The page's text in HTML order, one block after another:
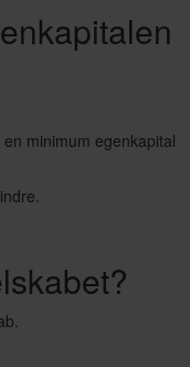
minimum egenkapital